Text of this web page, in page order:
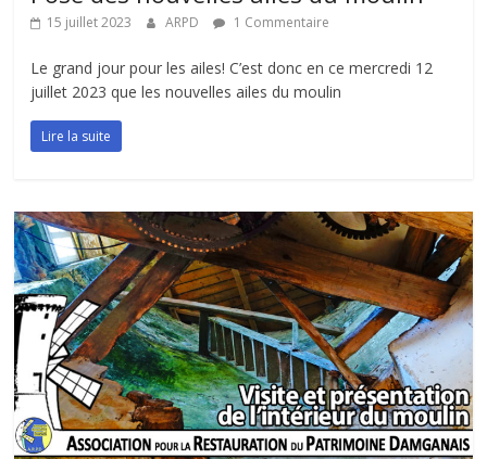
15 juillet 2023 ARPD 1 Commentaire
Le grand jour pour les ailes! C’est donc en ce mercredi 12
juillet 2023 que les nouvelles ailes du moulin
Lire la suite